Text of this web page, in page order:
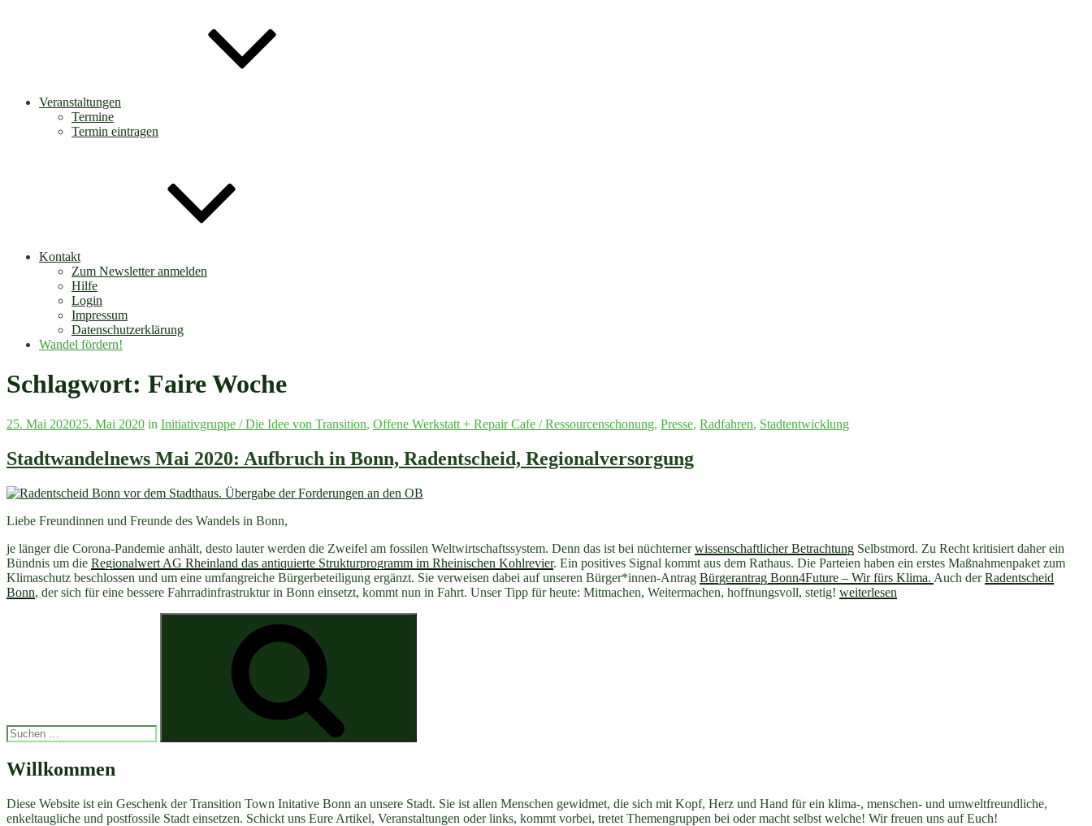
Veranstaltungen
Termine
Termin eintragen
Kontakt
Zum Newsletter anmelden
Hilfe
Login
Impressum
Datenschutzerklärung
Wandel fördern!
Schlagwort: Faire Woche
Veröffentlicht
25. Mai 202025. Mai 2020 in Initiativgruppe / Die Idee von Transition, Offene Werkstatt + Repair Cafe / Ressourcenschonung, Presse, Radfahren, Stadtentwicklung
Stadtwandelnews Mai 2020: Aufbruch in Bonn, Radentscheid, Regionalversorgung
Liebe Freundinnen und Freunde des Wandels in Bonn,
je länger die Corona-Pandemie anhält, desto lauter werden die Zweifel am fossilen Weltwirtschaftssystem. Denn das ist bei nüchternerwissenschaftlicher Betrachtung Selbstmord. Zu Recht kritisiert daher ein
Bündnis um die Regionalwert AG Rheinland das antiquierte Strukturprogramm im Rheinischen Kohlrevier. Ein positives Signal kommt aus dem Rathaus. Die Parteien haben ein erstes Maßnahmenpaket zum
Klimaschutz beschlossen und um eine umfangreiche Bürgerbeteiligung ergänzt. Sie verweisen dabei auf unseren Bürger*innen-Antrag Bürgerantrag Bonn4Future – Wir fürs Klima. Auch derRadentscheid
Bonn, der sich für eine bessere Fahrradinfrastruktur in Bonn einsetzt, kommt nun in Fahrt. Unser Tipp für heute: Mitmachen, Weitermachen, hoffnungsvoll, stetig! „Stadtwandelnews
weiterlesen
Willkommen
Diese Website ist ein Geschenk der Transition Town Initative Bonn an unsere Stadt. Sie ist allen Menschen gewidmet, die sich mit Kopf, Herz und Hand für ein klima-, menschen- und umweltfreundliche,
enkeltaugliche und postfossile Stadt einsetzen. Schickt uns Eure Artikel, Veranstaltungen oder links, kommt vorbei, tretet Themengruppen bei oder macht selbst welche! Wir freuen uns auf Euch!